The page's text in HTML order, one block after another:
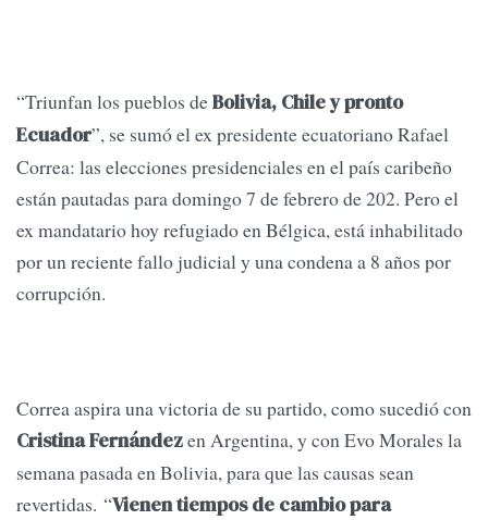
“Triunfan los pueblos deBolivia, Chile y pronto
Ecuador”, se sumó el ex presidente ecuatoriano Rafael
Correa: las elecciones presidenciales en el país caribeño
están pautadas para domingo 7 de febrero de 202. Pero el
ex mandatario hoy refugiado en Bélgica, está inhabilitado
por un reciente fallo judicial y una condena a 8 años por
corrupción.
Correa aspira una victoria de su partido, como sucedió con
Cristina Fernándezen Argentina, y con Evo Morales la
semana pasada en Bolivia, para que las causas sean
revertidas. “Vienen tiempos de cambio para